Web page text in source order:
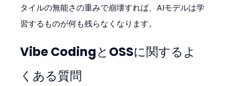
タイルの無能さの重みで崩壊すれば、AIモデルは学
習するものが何も残らなくなります。
Vibe CodingとOSSに関するよ
くある質問